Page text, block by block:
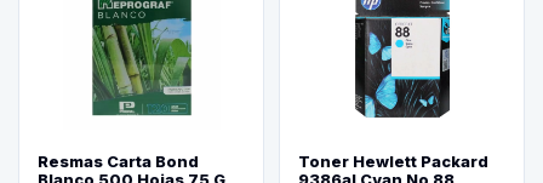
Resmas Carta Bond
Toner Hewlett Packard